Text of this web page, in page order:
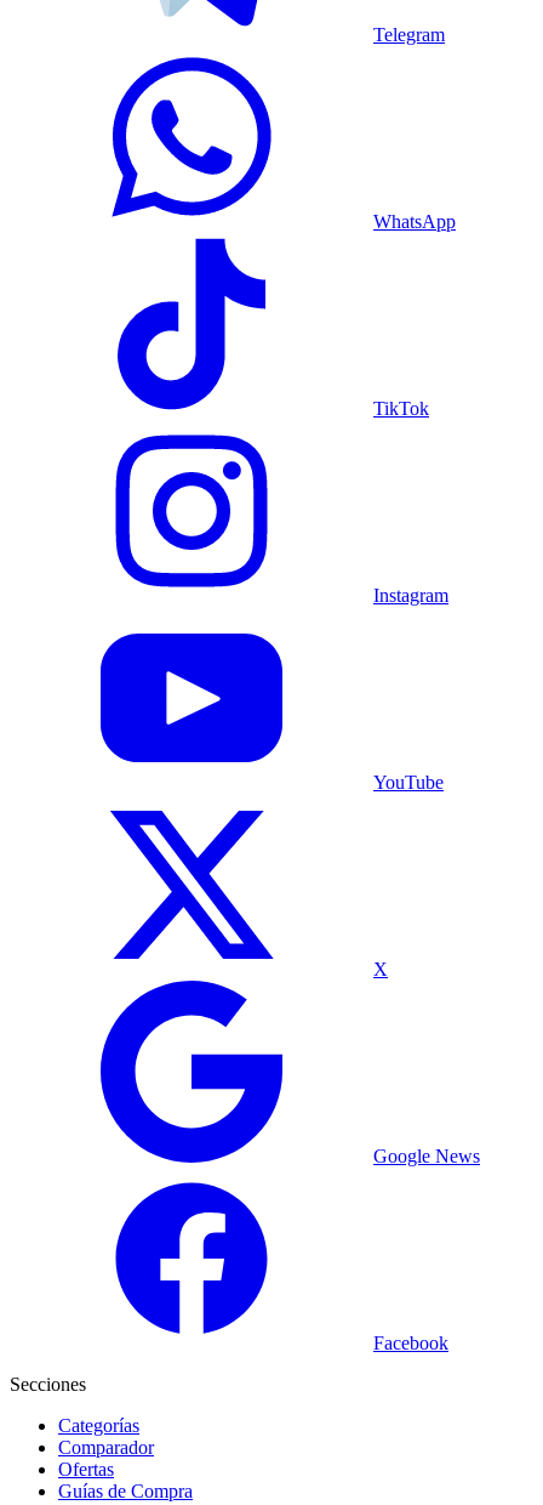
Telegram
WhatsApp
TikTok
Instagram
YouTube
X
Google News
Facebook
Secciones
Categorías
Comparador
Ofertas
Guías de Compra